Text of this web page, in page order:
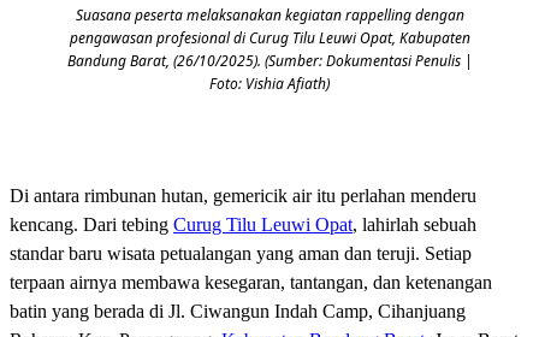
Suasana peserta melaksanakan kegiatan rappelling dengan
pengawasan profesional di Curug Tilu Leuwi Opat, Kabupaten
Bandung Barat, (26/10/2025). (Sumber: Dokumentasi Penulis |
Foto: Vishia Afiath)
Di antara rimbunan hutan, gemericik air itu perlahan menderu
kencang. Dari tebing Curug Tilu Leuwi Opat, lahirlah sebuah
standar baru wisata petualangan yang aman dan teruji. Setiap
terpaan airnya membawa kesegaran, tantangan, dan ketenangan
batin yang berada di Jl. Ciwangun Indah Camp, Cihanjuang